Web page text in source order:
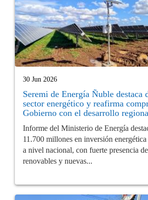
30 Jun 2026
Seremi de Energía Ñuble destaca
sector energético y reafirma
Gobierno con el desarrollo
Informe del Ministerio de Energía
11.700 millones en inversión
a nivel nacional, con fuerte presencia
renovables y nuevas...